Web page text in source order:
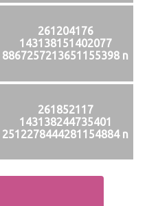
261204176
143138151402077
8867257213651155398 n
261852117
143138244735401
2512278444281154884 n